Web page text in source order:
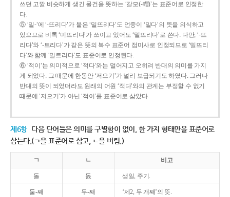
쓰던 고깔 비슷하게 생긴 물건을 뜻하는 ‘갈모(-帽)’는 표준어로 인정한
다.
⑤ ‘밀-’에 ‘-뜨리다’가 붙은 ‘밀뜨리다’도 언중이 ‘밀다’의 뜻을 의식하고
있으므로 비록 ‘미뜨리다’가 쓰이고 있어도 ‘밀뜨리다’로 쓴다. 다만, ‘-뜨
리다’와 ‘-트리다’가 같은 뜻의 복수 표준어 접미사로 인정되므로 ‘밀뜨리
다’와 함께 ‘밀트리다’도 표준어로 인정된다.
⑥ ‘적이’는 의미적으로 ‘적다’와는 멀어지고 오히려 반대의 의미를 가지
게 되었다. 그 때문에 한동안 ‘저으기’가 널리 보급되기도 하였다. 그러나
반대의 뜻이 되었더라도 원래의 어원 ‘적다’와의 관계는 부정할 수 없기
때문에 ‘저으기’가 아닌 ‘적이’를 표준어로 삼았다.
제6항 다음 단어들은 의미를 구별함이 없이, 한 가지 형태만을 표준어로
삼는다.(ㄱ을 표준어로 삼고, ㄴ을 버림.)
ㄱ ㄴ 비고
돌 돐 생일, 주기.
둘-째 두-째 ‘제2, 두 개째’의 뜻.